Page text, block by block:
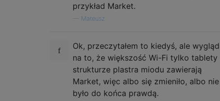
przykład Market.
Mateusz
Ok, przeczytałem to kiedyś, ale
na to, że większość Wi-Fi tylko tablety
strukturze plastra miodu zawierają
Market, więc albo się zmieniło, albo nie
było do końca prawdą.